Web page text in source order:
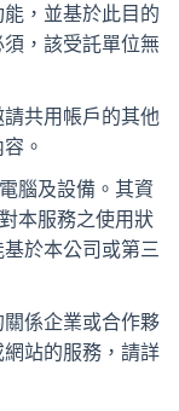
，並基於此目的
，該受託單位無
共用帳戶的其他
。
腦及設備。其資
本服務之使用狀
於本公司或第三
係企業或合作夥
站的服務，請詳